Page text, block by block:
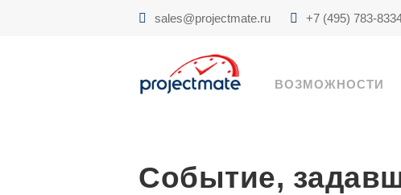
sales@projectmate.ru +7 (495) 783-
ВОЗМОЖНОСТИ
Событие,